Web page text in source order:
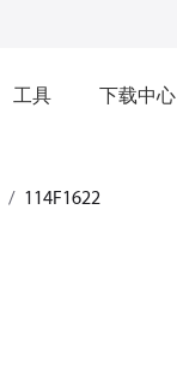
工具 下载中心
114F1622